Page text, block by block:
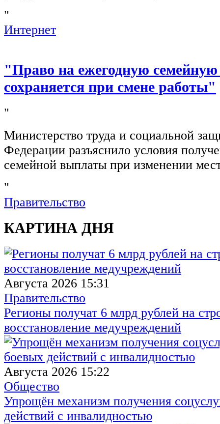
"
Интернет
"Право на ежегодную
сохраняется при смене работы"
"
Министерство труда и социальной
Федерации разъяснило условия
семейной выплаты при изменении
"
Правительство
КАРТИНА ДНЯ
Августа 2026 15:31
Правительство
Регионы получат 6 млрд рублей на
восстановление медучреждений
Августа 2026 15:22
Общество
Упрощён механизм получения
действий с инвалидностью